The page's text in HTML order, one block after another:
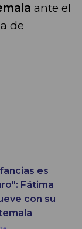
ante el
de
es
Fátima
con su